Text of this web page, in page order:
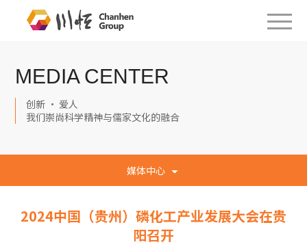
MEDIA CENTER
创新 · 爱人
我们崇尚科学精神与儒家文化的融合
媒体中心
2024中国（贵州）磷化工产业发展大会在贵
阳召开